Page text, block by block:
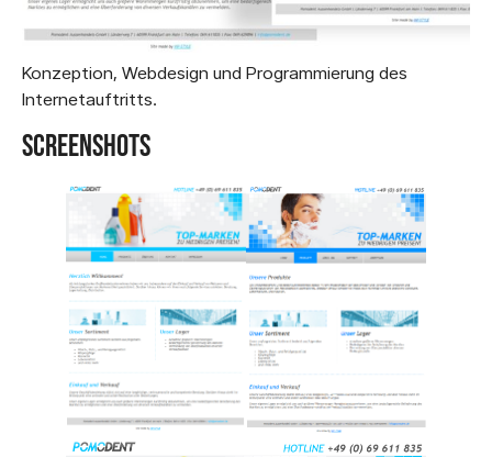
Konzeption, Webdesign und Programmierung des
Internetauftritts.
Screenshots